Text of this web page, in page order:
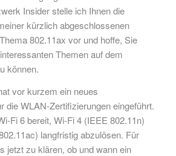
Insider stelle ich Ihnen die
kürzlich abgeschlossenen
802.11ax vor und hoffe, Sie
Themen auf dem
können.
vor kurzem ein neues
die WLAN-Zertifizierungen eingeführt.
Fi 6 bereit, Wi-Fi 4 (IEEE 802.11n)
langfristig abzulösen. Für
jetzt zu klären, ob und wann ein